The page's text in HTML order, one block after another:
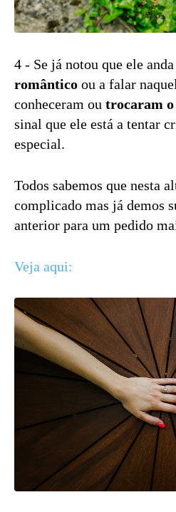
4 - Se já notou que ele
romântico ou a falar
conheceram ou trocaram
sinal que ele está a tentar
especial.
Todos sabemos que nesta
complicado mas já demos
anterior para um pedido
Veja aqui: